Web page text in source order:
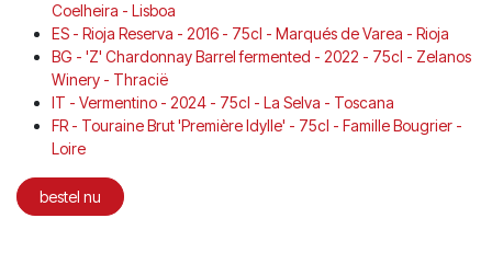
Coelheira - Lisboa
ES - Rioja Reserva - 2016 - 75cl - Marqués de Varea - Rioja
BG - 'Z' Chardonnay Barrel fermented - 2022 - 75cl - Zelanos
Winery - Thracië
IT - Vermentino - 2024 - 75cl - La Selva - Toscana
FR - Touraine Brut 'Première Idylle' - 75cl - Famille Bougrier -
Loire
bestel nu